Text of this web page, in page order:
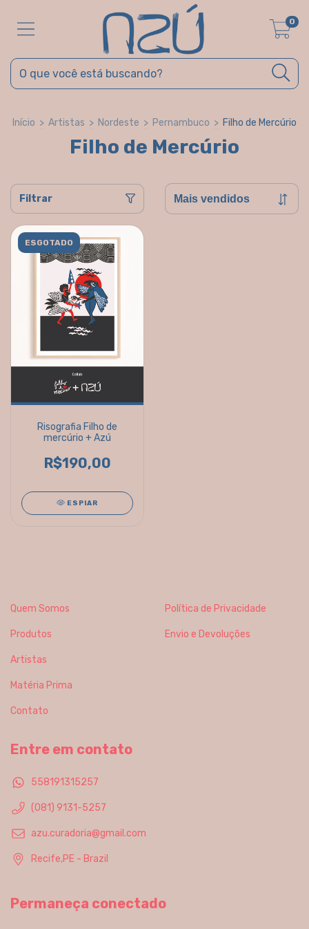
0
Início > Artistas > Nordeste > Pernambuco > Filho de Mercúrio
Filho de Mercúrio
Filtrar
ESGOTADO
Risografia Filho de
mercúrio + Azú
R$190,00
ESPIAR
Quem Somos
Produtos
Artistas
Matéria Prima
Contato
Política de Privacidade
Envio e Devoluções
Entre em contato
558191315257
(081) 9131-5257
azu.curadoria@gmail.com
Recife,PE - Brazil
Permaneça conectado